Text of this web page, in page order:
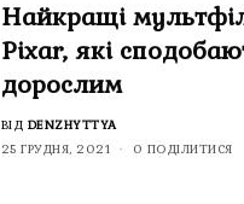
Найкращі
Pixar, які
дорослим
ВІД DENZHYTTYA
25 ГРУДНЯ, 2021
0 ПОДІЛИТИСЯ